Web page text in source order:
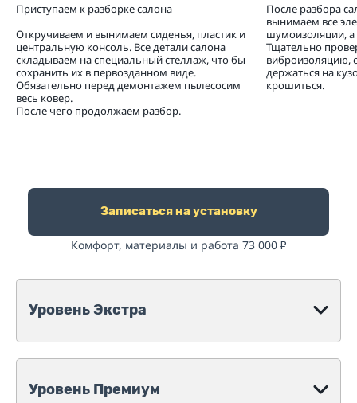
Приступаем к разборке салона
Откручиваем и вынимаем сиденья, пластик и
центральную консоль. Все детали салона
складываем на специальный стеллаж, что бы
сохранить их в первозданном виде.
Обязательно перед демонтажем пылесосим
весь ковер.
После чего продолжаем разбор.
После разбора
вынимаем все
шумоизоляции, а
Тщательно
виброизоляцию,
держаться на
крошиться.
Записаться на установку
Комфорт, материалы и работа 73 000 ₽
Уровень Экстра
Уровень Премиум